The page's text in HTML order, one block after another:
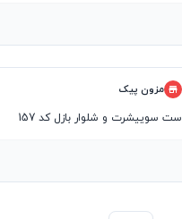
مزون پیک
ست سوییشرت و شلوار بازل کد 157